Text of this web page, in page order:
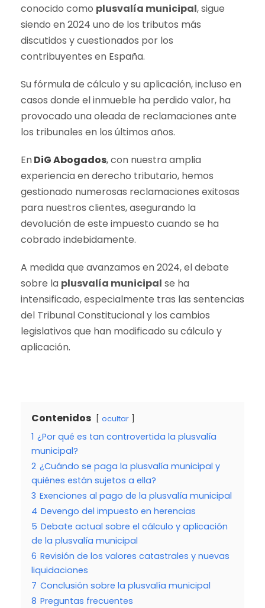
conocido como plusvalía municipal, sigue
siendo en 2024 uno de los tributos más
discutidos y cuestionados por los
contribuyentes en España.
Su fórmula de cálculo y su aplicación, incluso en
casos donde el inmueble ha perdido valor, ha
provocado una oleada de reclamaciones ante
los tribunales en los últimos años.
EnDiG Abogados, con nuestra amplia
experiencia en derecho tributario, hemos
gestionado numerosas reclamaciones exitosas
para nuestros clientes, asegurando la
devolución de este impuesto cuando se ha
cobrado indebidamente.
A medida que avanzamos en 2024, el debate
sobre la plusvalía municipal se ha
intensificado, especialmente tras las sentencias
del Tribunal Constitucional y los cambios
legislativos que han modificado su cálculo y
aplicación.
Contenidos ocultar
1 ¿Por qué es tan controvertida la plusvalía
municipal?
2 ¿Cuándo se paga la plusvalía municipal y
quiénes están sujetos a ella?
3 Exenciones al pago de la plusvalía municipal
4 Devengo del impuesto en herencias
5 Debate actual sobre el cálculo y aplicación
de la plusvalía municipal
6 Revisión de los valores catastrales y nuevas
liquidaciones
7 Conclusión sobre la plusvalía municipal
8 Preguntas frecuentes